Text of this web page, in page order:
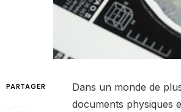
PARTAGER
Dans un monde de
documents physiques